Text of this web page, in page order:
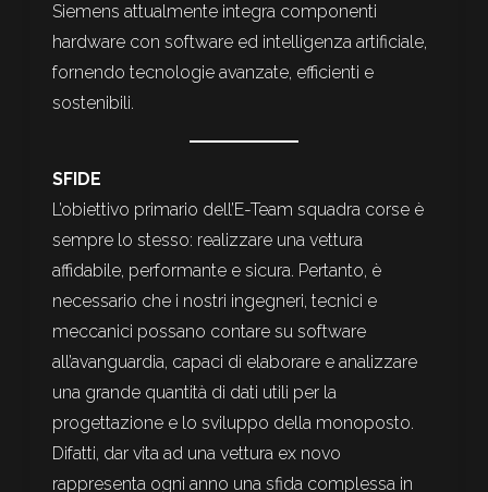
Siemens attualmente integra componenti
hardware con software ed intelligenza artificiale,
fornendo tecnologie avanzate, efficienti e
sostenibili.
SFIDE
L’obiettivo primario dell’E-Team squadra corse è
sempre lo stesso: realizzare una vettura
affidabile, performante e sicura. Pertanto, è
necessario che i nostri ingegneri, tecnici e
meccanici possano contare su software
all’avanguardia, capaci di elaborare e analizzare
una grande quantità di dati utili per la
progettazione e lo sviluppo della monoposto.
Difatti, dar vita ad una vettura ex novo
rappresenta ogni anno una sfida complessa in